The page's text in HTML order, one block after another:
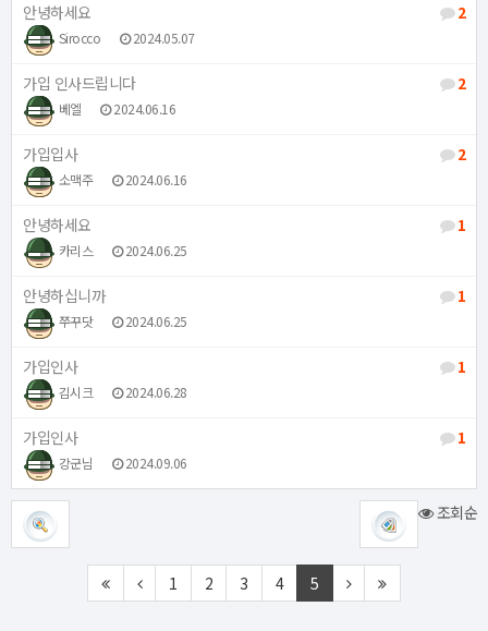
2
안녕하세요
Sirocco 2024.05.07
2
가입 인사드립니다
베엘 2024.06.16
2
가입입사
소맥주 2024.06.16
1
안녕하세요
카리스 2024.06.25
1
안녕하십니까
쭈꾸닷 2024.06.25
1
가입인사
김시크 2024.06.28
1
가입인사
강군님 2024.09.06
조회순
1 2 3 4 5